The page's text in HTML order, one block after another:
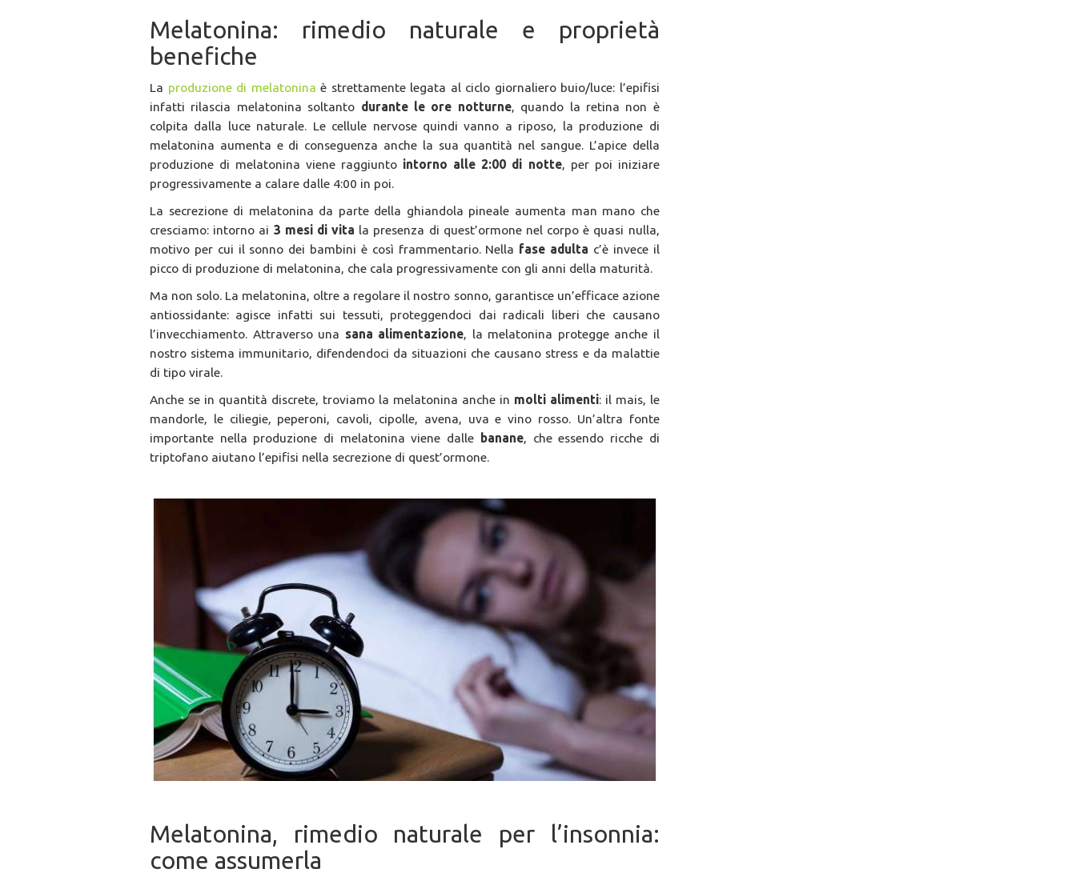
Melatonina: rimedio naturale e proprietà
benefiche
La produzione di melatonina è strettamente legata al ciclo giornaliero buio/luce: l’epifisi
infatti rilascia melatonina soltanto durante le ore notturne, quando la retina non è
colpita dalla luce naturale. Le cellule nervose quindi vanno a riposo, la produzione di
melatonina aumenta e di conseguenza anche la sua quantità nel sangue. L’apice della
produzione di melatonina viene raggiunto intorno alle 2:00 di notte, per poi iniziare
progressivamente a calare dalle 4:00 in poi.
La secrezione di melatonina da parte della ghiandola pineale aumenta man mano che
cresciamo: intorno ai 3 mesi di vita la presenza di quest’ormone nel corpo è quasi nulla,
motivo per cui il sonno dei bambini è così frammentario. Nella fase adulta c’è invece il
picco di produzione di melatonina, che cala progressivamente con gli anni della maturità.
Ma non solo. La melatonina, oltre a regolare il nostro sonno, garantisce un’efficace azione
antiossidante: agisce infatti sui tessuti, proteggendoci dai radicali liberi che causano
l’invecchiamento. Attraverso una sana alimentazione, la melatonina protegge anche il
nostro sistema immunitario, difendendoci da situazioni che causano stress e da malattie
di tipo virale.
Anche se in quantità discrete, troviamo la melatonina anche in molti alimenti: il mais, le
mandorle, le ciliegie, peperoni, cavoli, cipolle, avena, uva e vino rosso. Un’altra fonte
importante nella produzione di melatonina viene dalle
banane, che essendo ricche di
triptofano aiutano l’epifisi nella secrezione di quest’ormone.
Melatonina, rimedio naturale per l’insonnia:
come assumerla